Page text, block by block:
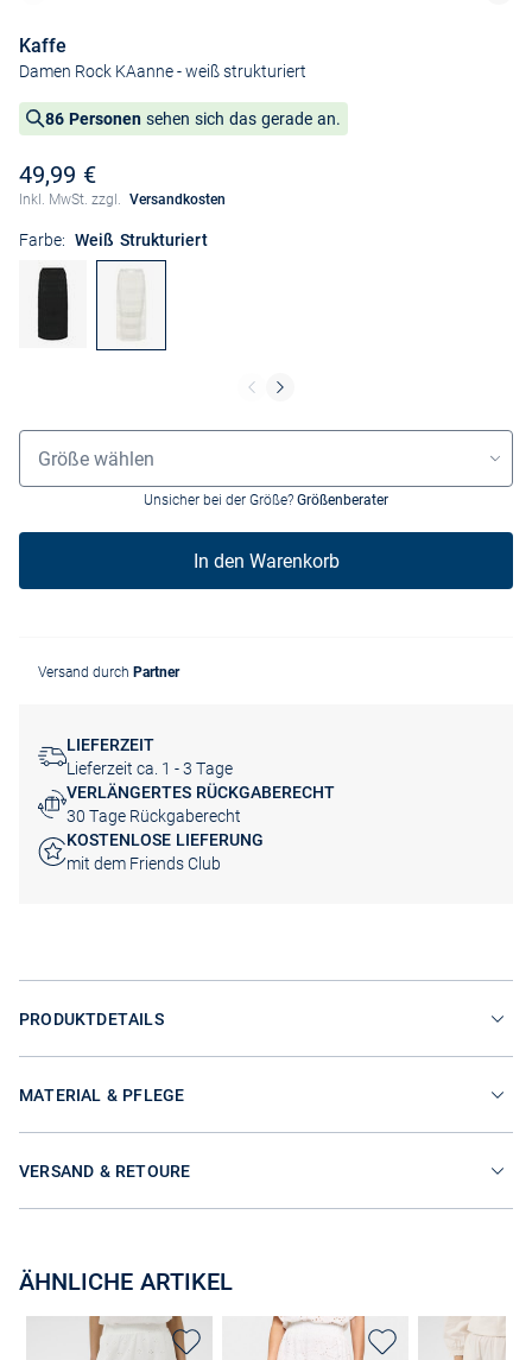
Kaffe
Damen Rock KAanne- weiß strukturiert
86 Personen sehen sich das gerade an.
49,99 €
Inkl. MwSt. zzgl. Versandkosten
Farbe: Weiß Strukturiert
Größenauswahl
Größe wählen
Unsicher bei der Größe? Größenberater
In den Warenkorb
Versand durch Partner
LIEFERZEIT
Lieferzeit ca. 1 - 3 Tage
VERLÄNGERTES RÜCKGABERECHT
30 Tage Rückgaberecht
KOSTENLOSE LIEFERUNG
mit dem Friends Club
PRODUKTDETAILS
MATERIAL & PFLEGE
VERSAND & RETOURE
ÄHNLICHE ARTIKEL